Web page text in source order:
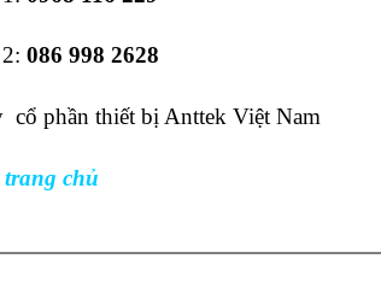
086 998 2628
cổ phần thiết bị Anttek Việt Nam
trang chủ